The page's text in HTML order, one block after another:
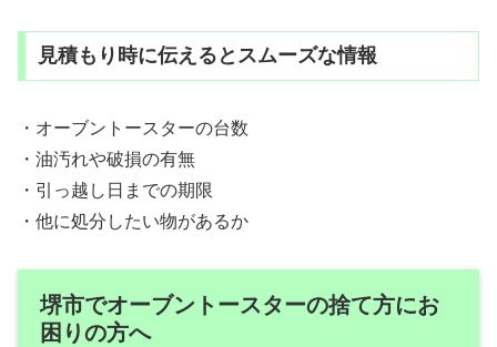
見積もり時に伝えるとスムーズな情報
・オーブントースターの台数
・油汚れや破損の有無
・引っ越し日までの期限
・他に処分したい物があるか
堺市でオーブントースターの捨て方にお
困りの方へ